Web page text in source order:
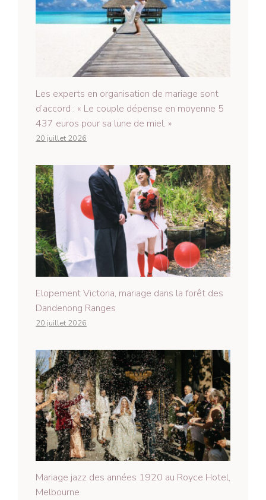
Les experts en organisation de mariage sont
d’accord : « Le couple dépense en moyenne 5
437 euros pour sa lune de miel. »
20 juillet 2026
Elopement Victoria, mariage dans la forêt des
Dandenong Ranges
20 juillet 2026
Mariage jazz des années 1920 au Royce Hotel,
Melbourne